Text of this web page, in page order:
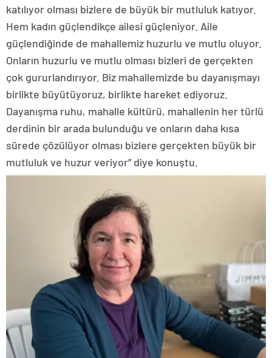
katılıyor olması bizlere de büyük bir mutluluk katıyor.
Hem kadın güçlendikçe ailesi güçleniyor. Aile
güçlendiğinde de mahallemiz huzurlu ve mutlu oluyor.
Onların huzurlu ve mutlu olması bizleri de gerçekten
çok gururlandırıyor. Biz mahallemizde bu dayanışmayı
birlikte büyütüyoruz, birlikte hareket ediyoruz.
Dayanışma ruhu, mahalle kültürü, mahallenin her türlü
derdinin bir arada bulunduğu ve onların daha kısa
sürede çözülüyor olması bizlere gerçekten büyük bir
mutluluk ve huzur veriyor” diye konuştu.